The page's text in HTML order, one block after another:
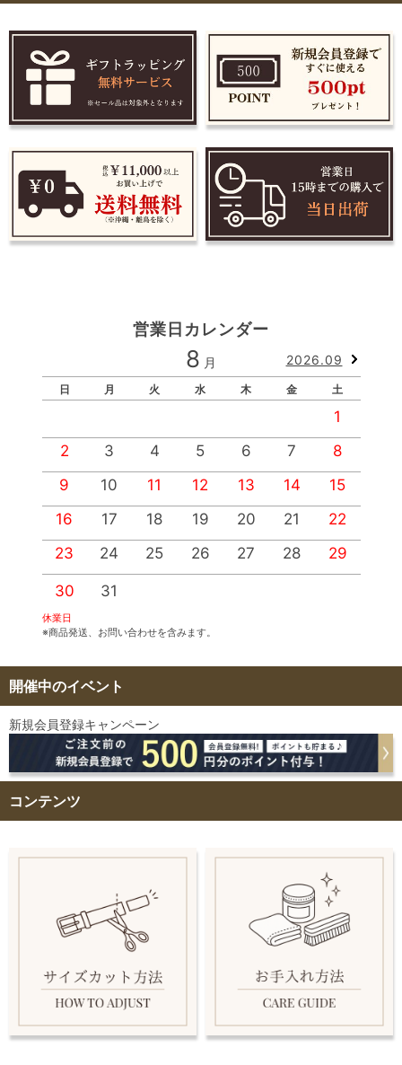
営業日カレンダー
8 月 2026.09
日 月 火 水 木 金 土
1
2
3 4 5 6 7
8
9
10 11 12 13 14
15
16
17 18 19 20 21
22
23
24 25 26 27 28 29
30 31
休業日
※商品発送、お問い合わせを含みます。
開催中のイベント
新規会員登録キャンペーン
コンテンツ